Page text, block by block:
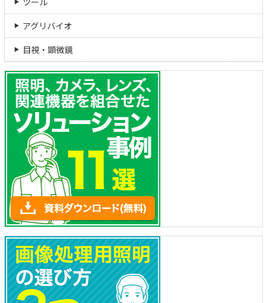
アグリバイオ
目視・顕微鏡